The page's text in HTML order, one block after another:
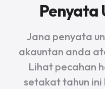
Penyata
Jana penyata
akauntan anda
Lihat pecahan
setakat tahun ini